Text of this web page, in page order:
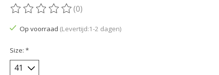
De beoordeling van dit product is
(0)
Op voorraad (Levertijd:1-2 dagen)
Size: *